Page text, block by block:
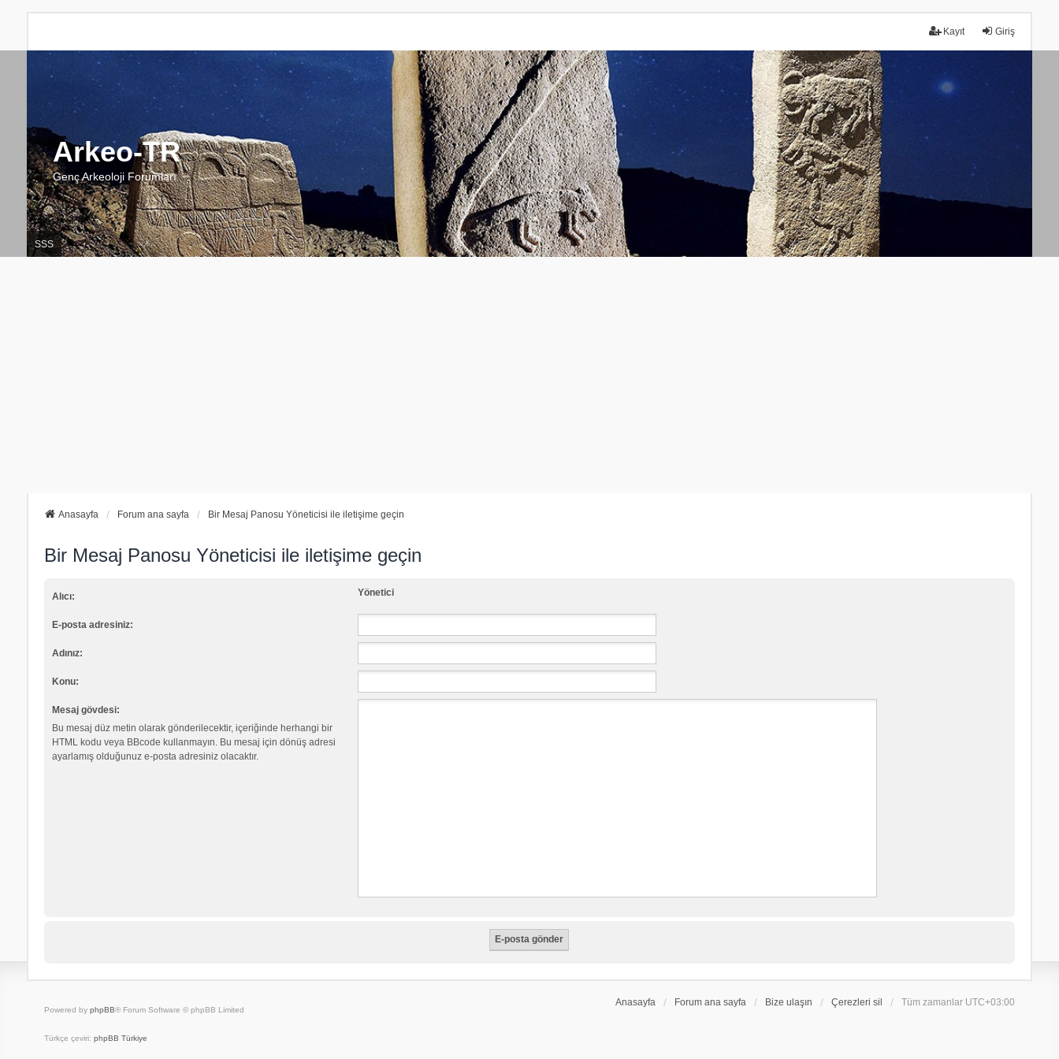
Giriş
Kayıt
Arkeo-TR
Genç Arkeoloji Forumları
SSS
Anasayfa Forum ana sayfa Bir Mesaj Panosu Yöneticisi ile iletişime geçin
Bir Mesaj Panosu Yöneticisi ile iletişime geçin
Alıcı: Yönetici
E-posta adresiniz:
Adınız:
Konu:
Mesaj gövdesi:
Bu mesaj düz metin olarak gönderilecektir, içeriğinde herhangi bir
HTML kodu veya BBcode kullanmayın. Bu mesaj için dönüş adresi
ayarlamış olduğunuz e-posta adresiniz olacaktır.
Anasayfa Forum ana sayfa Bize ulaşın Çerezleri sil Tüm zamanlar UTC+03:00
Powered by phpBB® Forum Software © phpBB Limited
Türkçe çeviri: phpBB Türkiye